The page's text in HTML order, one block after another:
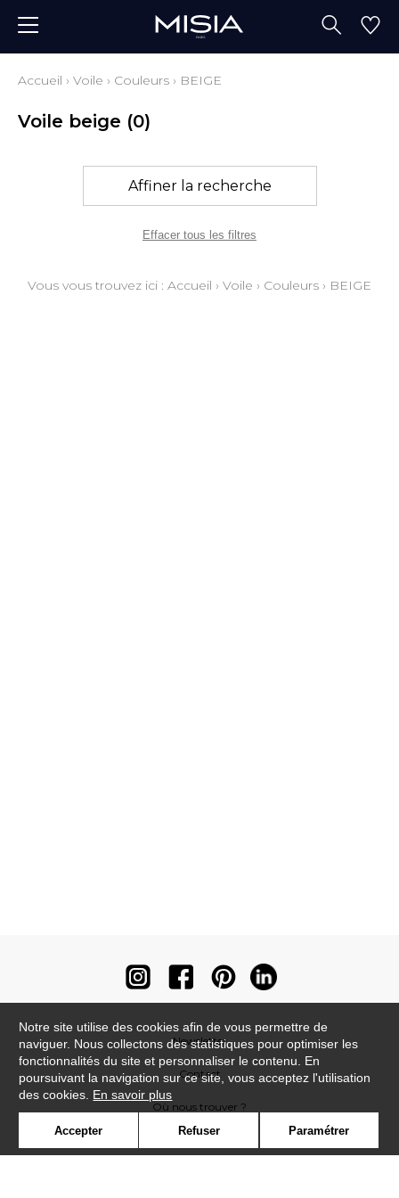
Accueil › Voile › Couleurs › BEIGE
Voile beige (0)
Affiner la recherche
Effacer tous les filtres
Vous vous trouvez ici : Accueil › Voile › Couleurs › BEIGE
Newsletter
Contact
Où nous trouver ?
Notre site utilise des cookies afin de vous permettre de
naviguer. Nous collectons des statistiques pour optimiser les
fonctionnalités du site et personnaliser le contenu. En
poursuivant la navigation sur ce site, vous acceptez l'utilisation
des cookies. En savoir plus
Accepter Refuser Paramétrer